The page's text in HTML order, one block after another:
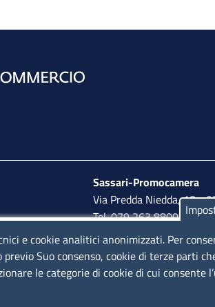
Sassari-Promocamera
Via Predda Niedda, 18 -
Tel. 079 263 8800 | Fax
lunedì al venerdì: 10,00 -
15,30 - 17,00
e cookie analitici anonimizzati. Per
previo Suo consenso, cookie di terze parti
le categorie di cookie di cui consente